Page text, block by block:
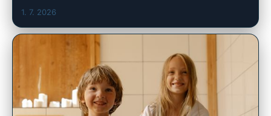
1. 7. 2026